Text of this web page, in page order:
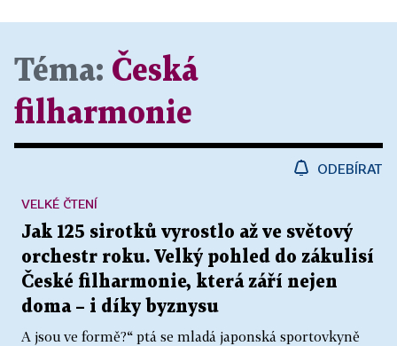
Téma: Česká
filharmonie
ODEBÍRAT
Jak 125 sirotků vyrostlo až ve světový
orchestr roku. Velký pohled do zákulisí
České filharmonie, která září nejen
doma – i díky byznysu
A jsou ve formě?“ ptá se mladá japonská sportovkyně
VELKÉ ČTENÍ